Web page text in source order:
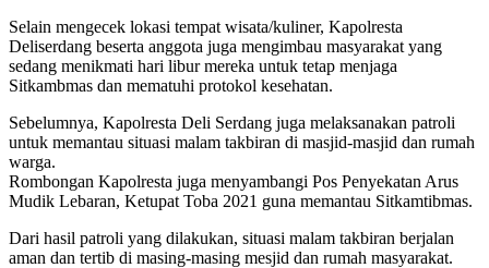
Selain mengecek lokasi tempat wisata/kuliner, Kapolresta
Deliserdang beserta anggota juga mengimbau masyarakat yang
sedang menikmati hari libur mereka untuk tetap menjaga
Sitkambmas dan mematuhi protokol kesehatan.
Sebelumnya, Kapolresta Deli Serdang juga melaksanakan patroli
untuk memantau situasi malam takbiran di masjid-masjid dan rumah
warga.
Rombongan Kapolresta juga menyambangi Pos Penyekatan Arus
Mudik Lebaran, Ketupat Toba 2021 guna memantau Sitkamtibmas.
Dari hasil patroli yang dilakukan, situasi malam takbiran berjalan
aman dan tertib di masing-masing mesjid dan rumah masyarakat.